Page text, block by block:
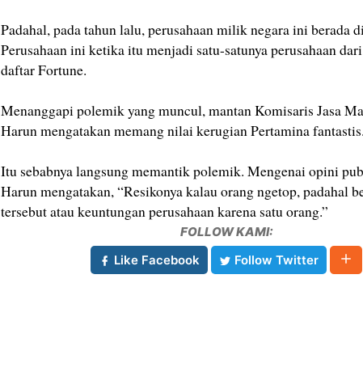
Padahal, pada tahun lalu, perusahaan milik negara ini berada
Perusahaan ini ketika itu menjadi satu-satunya perusahaan
daftar Fortune.
Menanggapi polemik yang muncul, mantan Komisaris Jasa
Harun mengatakan memang nilai kerugian Pertamina fantastis.
Itu sebabnya langsung memantik polemik. Mengenai opini
Harun mengatakan, “Resikonya kalau orang ngetop, padahal
tersebut atau keuntungan perusahaan karena satu orang.”
FOLLOW KAMI:
Like Facebook
Follow Twitter